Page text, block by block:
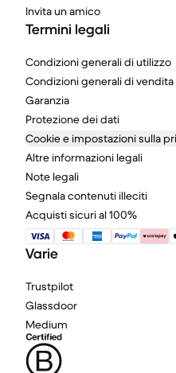
Invita un amico
Termini legali
Condizioni generali di utilizzo
Condizioni generali di vendita
Garanzia
Protezione dei dati
Cookie e impostazioni sulla
Altre informazioni legali
Note legali
Segnala contenuti illeciti
Acquisti sicuri al 100%
Varie
Trustpilot
Glassdoor
Medium